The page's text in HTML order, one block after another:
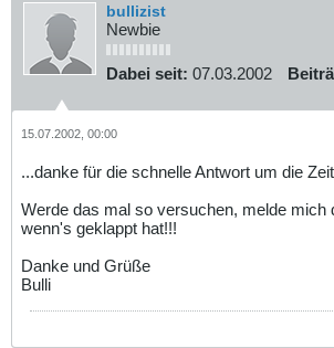
bullizist
Newbie
Dabei seit: 07.03.2002
15.07.2002, 00:00
...danke für die schnelle Antwort um die
Werde das mal so versuchen, melde mich
wenn's geklappt hat!!!
Danke und Grüße
Bulli